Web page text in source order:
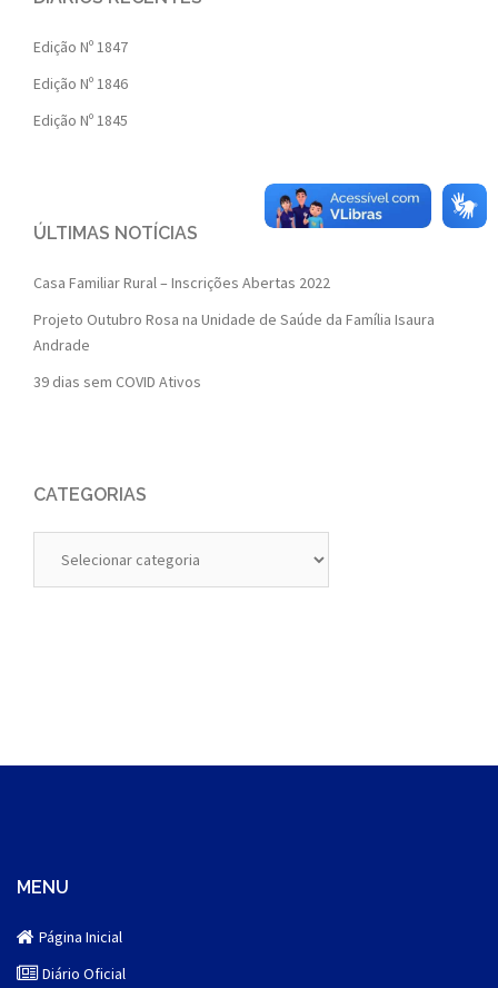
Edição Nº 1847
Edição Nº 1846
Edição Nº 1845
ÚLTIMAS NOTÍCIAS
Casa Familiar Rural – Inscrições Abertas 2022
Projeto Outubro Rosa na Unidade de Saúde da Família Isaura
Andrade
39 dias sem COVID Ativos
CATEGORIAS
MENU
Página Inicial
Diário Oficial